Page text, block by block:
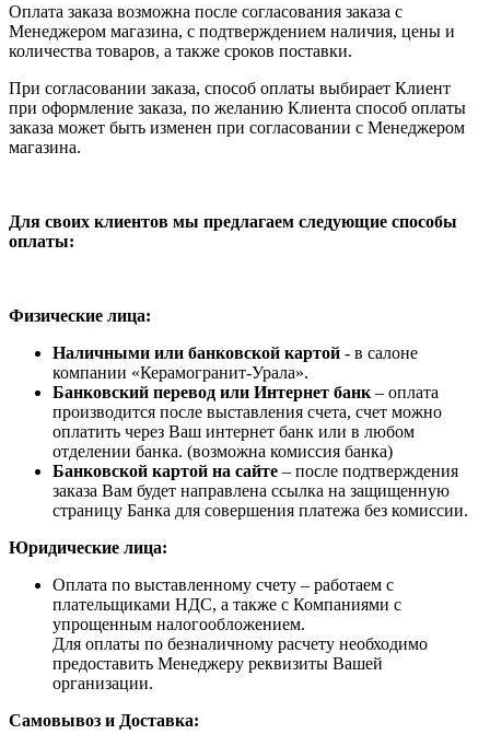
Оплата заказа возможна после согласования заказа с
Менеджером магазина, с подтверждением наличия, цены и
количества товаров, а также сроков поставки.
При согласовании заказа, способ оплаты выбирает Клиент
при оформление заказа, по желанию Клиента способ оплаты
заказа может быть изменен при согласовании с Менеджером
магазина.
Для своих клиентов мы предлагаем следующие способы
оплаты:
Физические лица:
Наличными или банковской картой - в салоне
компании «Керамогранит-Урала».
Банковский перевод или Интернет банк – оплата
производится после выставления счета, счет можно
оплатить через Ваш интернет банк или в любом
отделении банка. (возможна комиссия банка)
Банковской картой на сайте – после подтверждения
заказа Вам будет направлена ссылка на защищенную
страницу Банка для совершения платежа без комиссии.
Юридические лица:
Оплата по выставленному счету – работаем с
плательщиками НДС, а также с Компаниями с
упрощенным налогообложением.
Для оплаты по безналичному расчету необходимо
предоставить Менеджеру реквизиты Вашей
организации.
Самовывоз и Доставка: